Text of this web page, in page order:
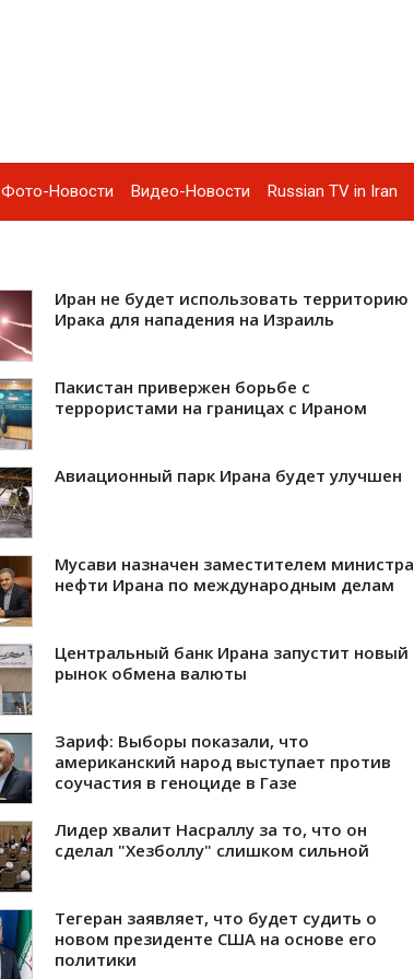
Фото-Новости Видео-Новости Russian TV in Iran
Иран не будет использовать территорию
Ирака для нападения на Израиль
Пакистан привержен борьбе с
террористами на границах с Ираном
Авиационный парк Ирана будет улучшен
Мусави назначен заместителем министра
нефти Ирана по международным делам
Центральный банк Ирана запустит новый
рынок обмена валюты
Зариф: Выборы показали, что
американский народ выступает против
соучастия в геноциде в Газе
Лидер хвалит Насраллу за то, что он
сделал "Хезболлу" слишком сильной
Тегеран заявляет, что будет судить о
новом президенте США на основе его
политики